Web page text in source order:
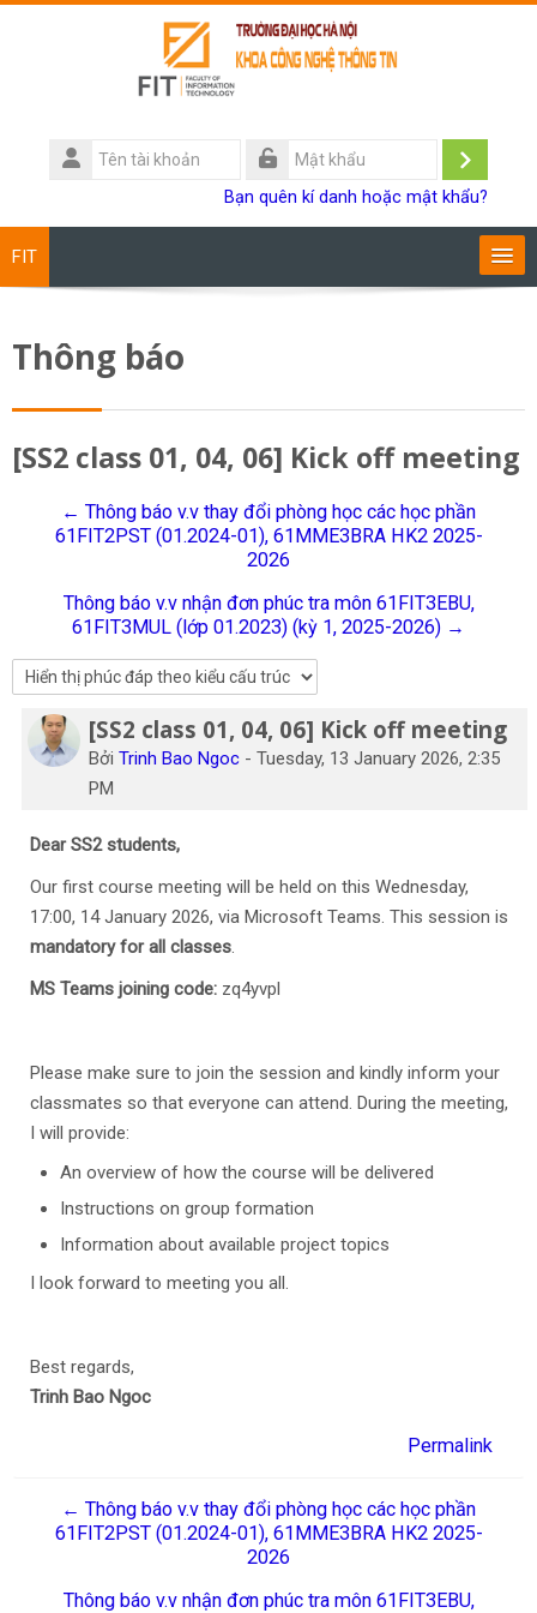
Tên
tài
Đăng
Bạn quên kí danh hoặc mật khẩu?
FIT
Giảng viên
Research
Tìm
kiếm
khoá
học
Thông báo
[SS2 class 01, 04, 06] Kick off meeting
← Thông báo v.v thay đổi phòng học các học phần
61FIT2PST (01.2024-01), 61MME3BRA HK2 2025-
2026
Thông báo v.v nhận đơn phúc tra môn 61FIT3EBU,
61FIT3MUL (lớp 01.2023) (kỳ 1, 2025-2026) →
[SS2 class 01, 04, 06] Kick off meeting
BởiTrinh Bao Ngoc -Tuesday, 13 January 2026, 2:35
PM
Số lượng các câu trả lời: 0
Dear SS2 students,
Our first course meeting will be held on this Wednesday,
17:00, 14 January 2026, via Microsoft Teams. This session is
mandatory for all classes.
MS Teams joining code: zq4yvpl
Please make sure to join the session and kindly inform your
classmates so that everyone can attend. During the meeting,
I will provide:
An overview of how the course will be delivered
Instructions on group formation
Information about available project topics
I look forward to meeting you all.
Best regards,
Trinh Bao Ngoc
Permalink
← Thông báo v.v thay đổi phòng học các học phần
61FIT2PST (01.2024-01), 61MME3BRA HK2 2025-
2026
Thông báo v.v nhận đơn phúc tra môn 61FIT3EBU,